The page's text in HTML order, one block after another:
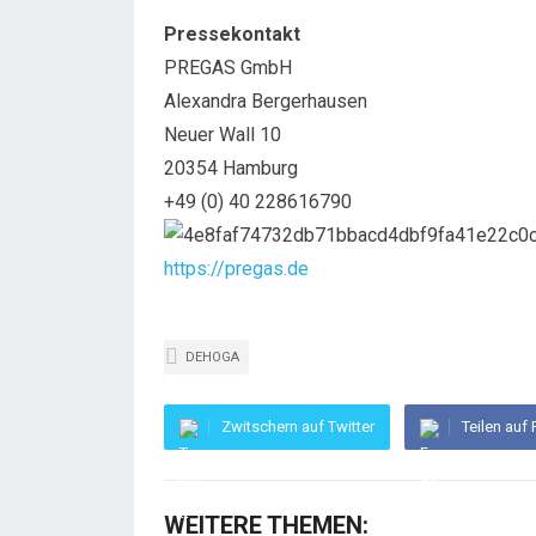
Pressekontakt
PREGAS GmbH
Alexandra Bergerhausen
Neuer Wall 10
20354 Hamburg
+49 (0) 40 228616790
https://pregas.de
DEHOGA
Zwitschern auf Twitter Teilen auf
WEITERE THEMEN: